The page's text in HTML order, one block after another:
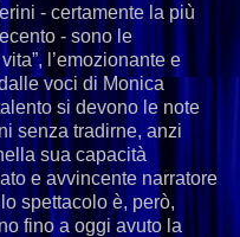
- certamente la più
- sono le
l’emozionante e
voci di Monica
si devono le note
senza tradirne, anzi
sua capacità
e avvincente narratore
spettacolo è, però,
fino a oggi avuto la